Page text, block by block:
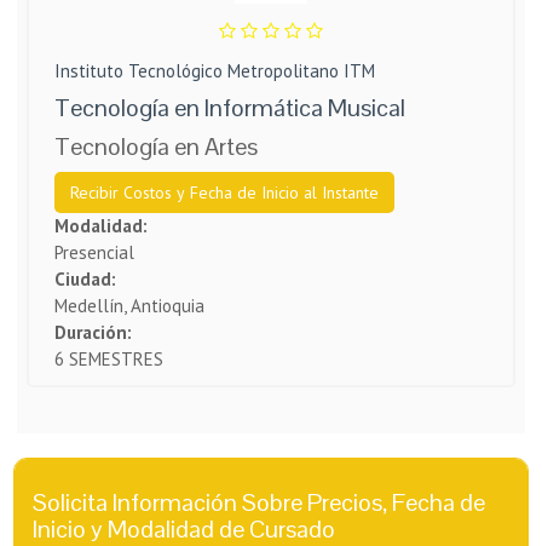
Instituto Tecnológico Metropolitano ITM
Tecnología en Informática Musical
Tecnología en Artes
Recibir Costos y Fecha de Inicio al Instante
Modalidad:
Presencial
Ciudad:
Medellín, Antioquia
Duración:
6 SEMESTRES
Solicita Información Sobre Precios, Fecha de
Inicio y Modalidad de Cursado